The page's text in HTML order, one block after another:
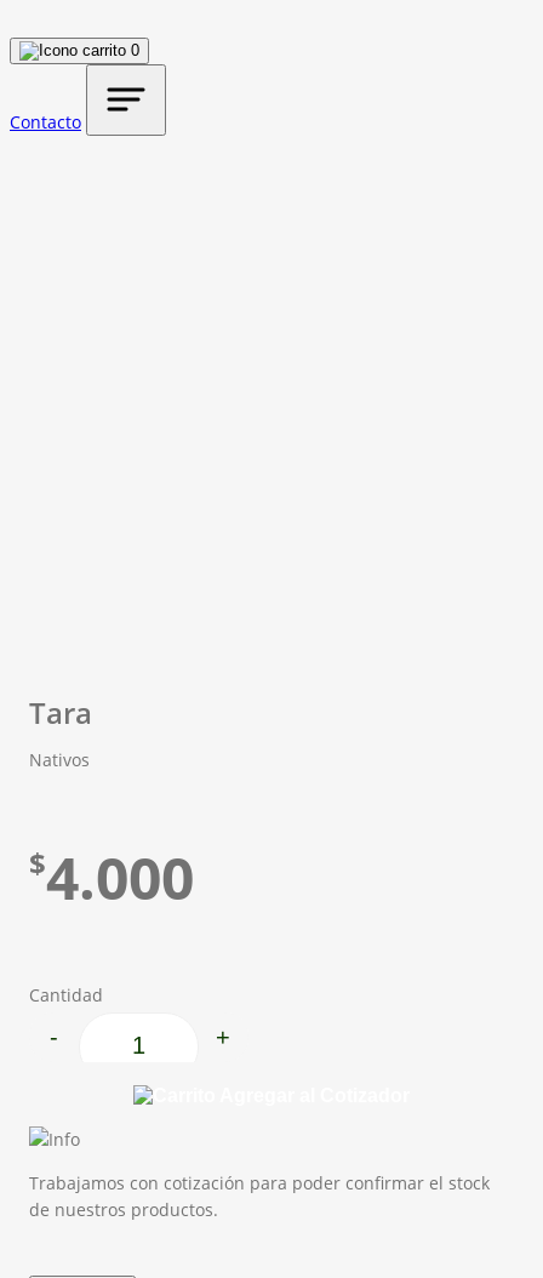
0
Contacto
Tara
Nativos
$4.000
Cantidad
Tara cantidad
- +
Trabajamos con cotización para poder confirmar el stock
de nuestros productos.